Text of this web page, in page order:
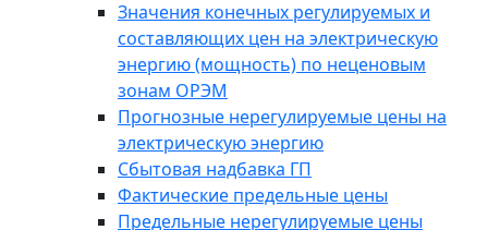
Значения конечных регулируемых и
составляющих цен на электрическую
энергию (мощность) по неценовым
зонам ОРЭМ
Прогнозные нерегулируемые цены на
электрическую энергию
Сбытовая надбавка ГП
Фактические предельные цены
Предельные нерегулируемые цены